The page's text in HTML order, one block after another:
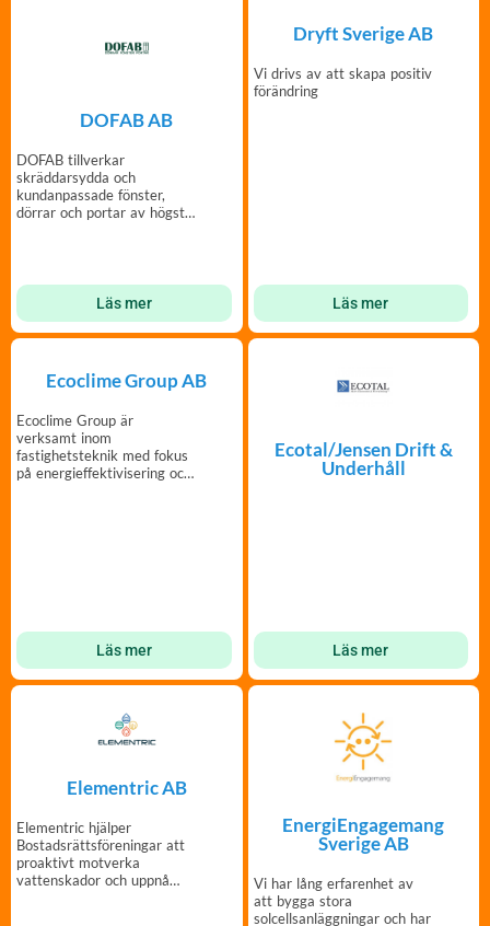
DOFAB AB
DOFAB tillverkar
skräddarsydda och
kundanpassade fönster,
dörrar och portar av högsta
Läs mer
Dryft Sverige AB
Vi drivs av att skapa positiv
förändring
Läs mer
Ecoclime Group AB
Ecoclime Group är
verksamt inom
fastighetsteknik med fokus
på energieffektivisering och
Läs mer
Ecotal/Jensen Drift &
Underhåll
Läs mer
Elementric AB
Elementric hjälper
Bostadsrättsföreningar att
proaktivt motverka
vattenskador och uppnå
EnergiEngagemang
Sverige AB
Vi har lång erfarenhet av
att bygga stora
solcellsanläggningar och har